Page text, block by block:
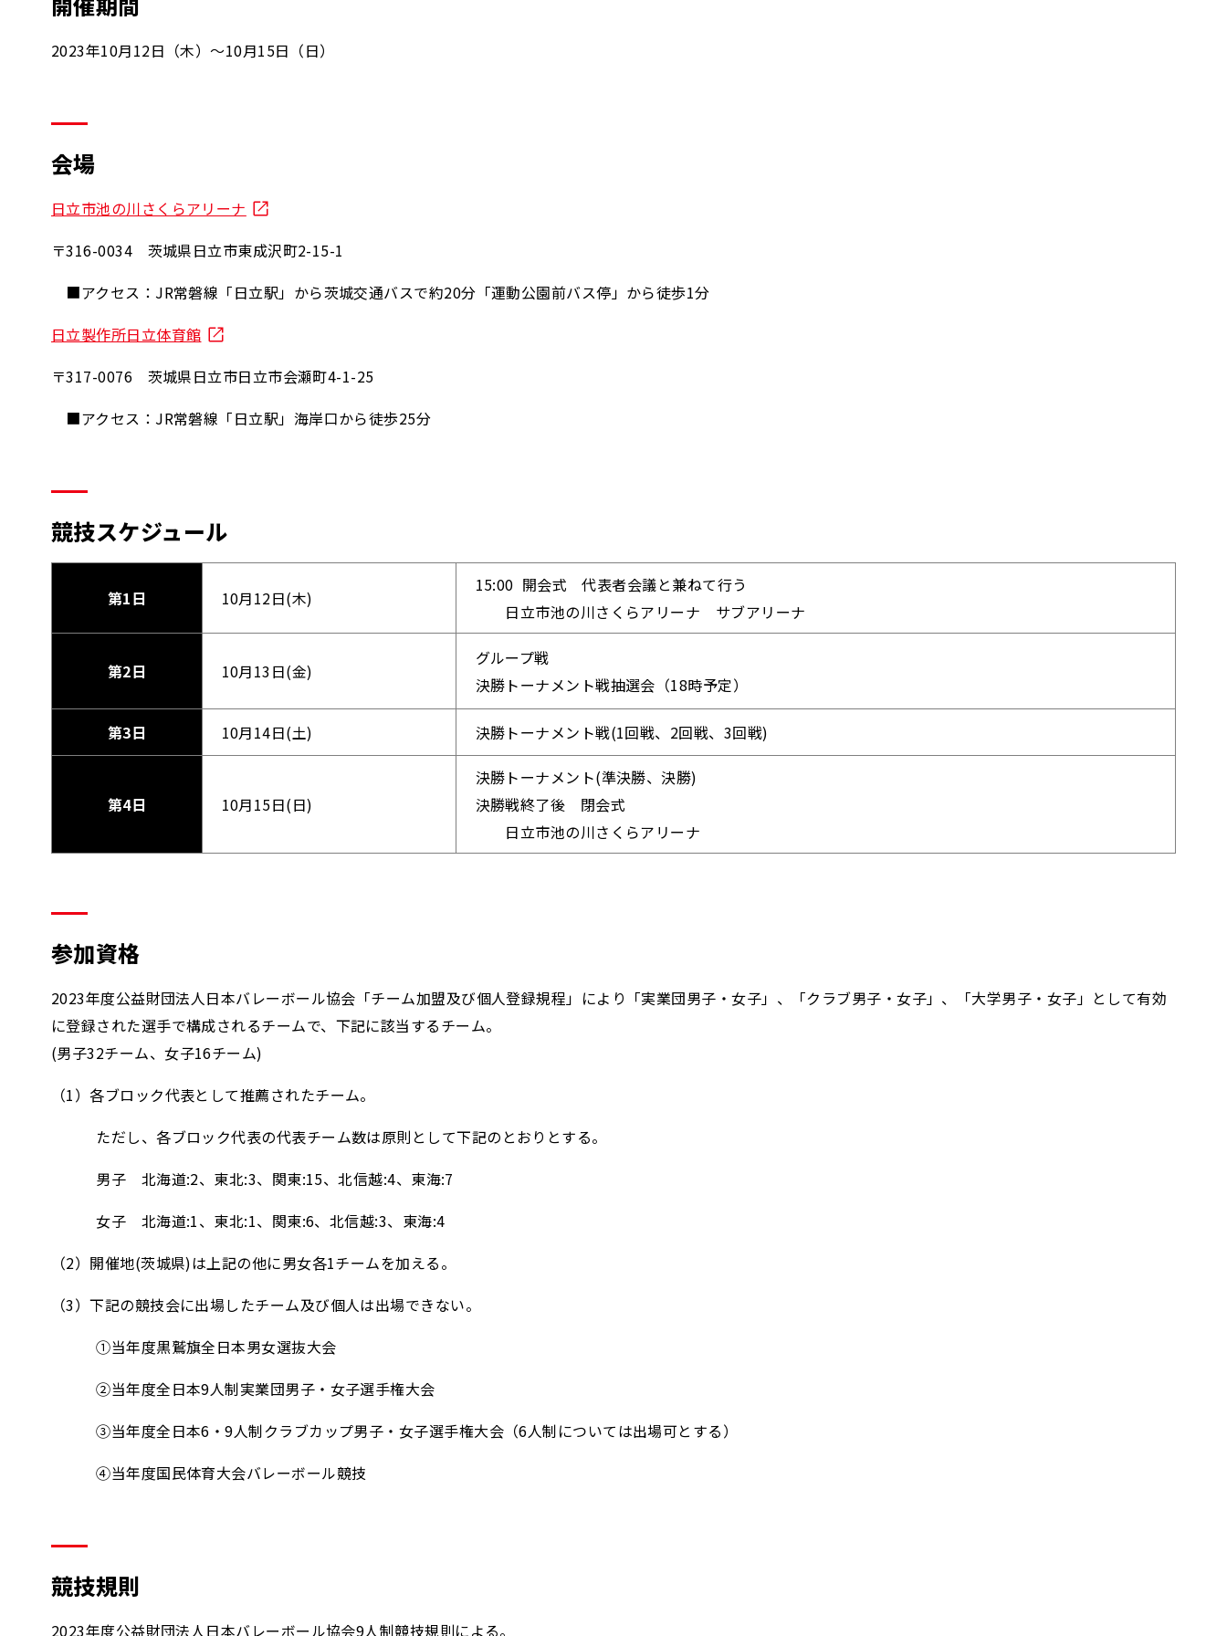
2023年10月12日（木）～10月15日（日）
会場
日立市池の川さくらアリーナ
〒316-0034 茨城県日立市東成沢町2-15-1
■アクセス：JR常磐線「日立駅」から茨城交通バスで約20分「運動公園前バス停」から徒歩1分
日立製作所日立体育館
〒317-0076 茨城県日立市日立市会瀬町4-1-25
■アクセス：JR常磐線「日立駅」海岸口から徒歩25分
競技スケジュール
第1日 10月12日(木)
15:00 開会式 代表者会議と兼ねて行う
日立市池の川さくらアリーナ サブアリーナ
第2日 10月13日(金)
グループ戦
決勝トーナメント戦抽選会（18時予定）
第3日 10月14日(土) 決勝トーナメント戦(1回戦、2回戦、3回戦)
第4日 10月15日(日)
決勝トーナメント(準決勝、決勝)
決勝戦終了後 閉会式
日立市池の川さくらアリーナ
参加資格
2023年度公益財団法人日本バレーボール協会「チーム加盟及び個人登録規程」により「実業団男子・女子」、「クラブ男子・女子」、「大学男子・女子」として有効
に登録された選手で構成されるチームで、下記に該当するチーム。
(男子32チーム、女子16チーム)
（1）各ブロック代表として推薦されたチーム。
ただし、各ブロック代表の代表チーム数は原則として下記のとおりとする。
男子 北海道:2、東北:3、関東:15、北信越:4、東海:7
女子 北海道:1、東北:1、関東:6、北信越:3、東海:4
（2）開催地(茨城県)は上記の他に男女各1チームを加える。
（3）下記の競技会に出場したチーム及び個人は出場できない。
①当年度黒鷲旗全日本男女選抜大会
②当年度全日本9人制実業団男子・女子選手権大会
③当年度全日本6・9人制クラブカップ男子・女子選手権大会（6人制については出場可とする）
④当年度国民体育大会バレーボール競技
競技規則
2023年度公益財団法人日本バレーボール協会9人制競技規則による。